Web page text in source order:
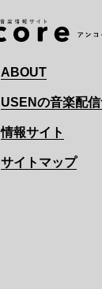
ABOUT
USENの音楽配
情報サイト
サイトマップ